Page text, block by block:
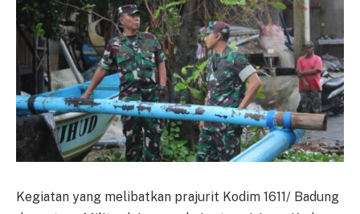
Kegiatan yang melibatkan prajurit Kodim 1611/ Badung